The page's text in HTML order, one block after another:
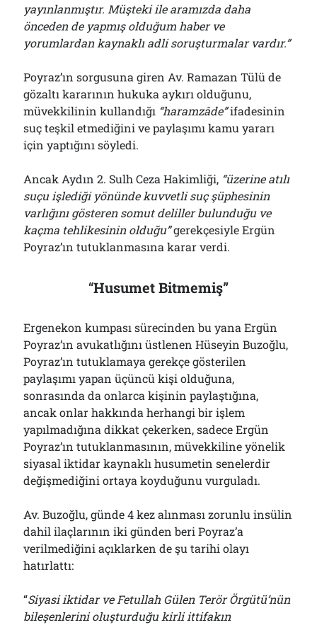
yayınlanmıştır. Müşteki ile aramızda daha
önceden de yapmış olduğum haber ve
yorumlardan kaynaklı adli soruşturmalar vardır.”
Poyraz’ın sorgusuna giren Av. Ramazan Tülü de
gözaltı kararının hukuka aykırı olduğunu,
müvekkilinin kullandığı “haramzâde”ifadesinin
suç teşkil etmediğini ve paylaşımı kamu yararı
için yaptığını söyledi.
Ancak Aydın 2. Sulh Ceza Hakimliği, “üzerine atılı
suçu işlediği yönünde kuvvetli suç şüphesinin
varlığını gösteren somut deliller bulunduğu ve
kaçma tehlikesinin olduğu”gerekçesiyle Ergün
Poyraz’ın tutuklanmasına karar verdi.
“Husumet Bitmemiş”
Ergenekon kumpası sürecinden bu yana Ergün
Poyraz’ın avukatlığını üstlenen Hüseyin Buzoğlu,
Poyraz’ın tutuklamaya gerekçe gösterilen
paylaşımı yapan üçüncü kişi olduğuna,
sonrasında da onlarca kişinin paylaştığına,
ancak onlar hakkında herhangi bir işlem
yapılmadığına dikkat çekerken, sadece Ergün
Poyraz’ın tutuklanmasının, müvekkiline yönelik
siyasal iktidar kaynaklı husumetin senelerdir
değişmediğini ortaya koyduğunu vurguladı.
Av. Buzoğlu, günde 4 kez alınması zorunlu insülin
dahil ilaçlarının iki günden beri Poyraz’a
verilmediğini açıklarken de şu tarihi olayı
hatırlattı:
“Siyasi iktidar ve Fetullah Gülen Terör Örgütü’nün
bileşenlerini oluşturduğu kirli ittifakın